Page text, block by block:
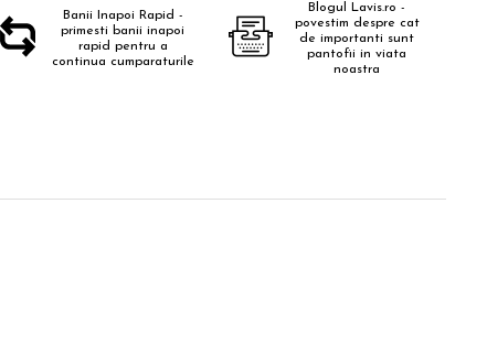
Banii Inapoi Rapid -
primesti banii inapoi
rapid pentru a
continua cumparaturile
Blogul Lavis.ro -
povestim despre cat
de importanti sunt
pantofii in viata
noastra